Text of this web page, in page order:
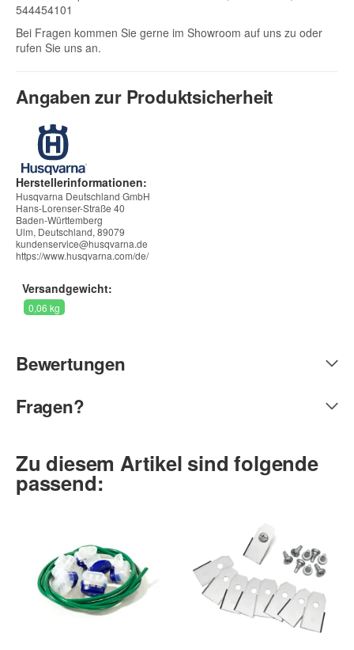
544454101
Bei Fragen kommen Sie gerne im Showroom auf uns zu oder
rufen Sie uns an.
Angaben zur Produktsicherheit
Herstellerinformationen:
Husqvarna Deutschland GmbH
Hans-Lorenser-Straße 40
Baden-Württemberg
Ulm, Deutschland, 89079
kundenservice@husqvarna.de
https://www.husqvarna.com/de/
Versandgewicht:
0,06 kg
Bewertungen
Fragen?
Zu diesem Artikel sind folgende
passend: